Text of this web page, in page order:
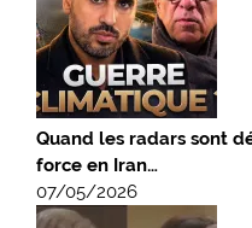
Quand les radars sont
force en Iran…
07/05/2026